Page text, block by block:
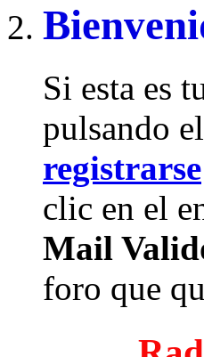
Si esta es
pulsando
registrarse
clic en el
Mail
foro que